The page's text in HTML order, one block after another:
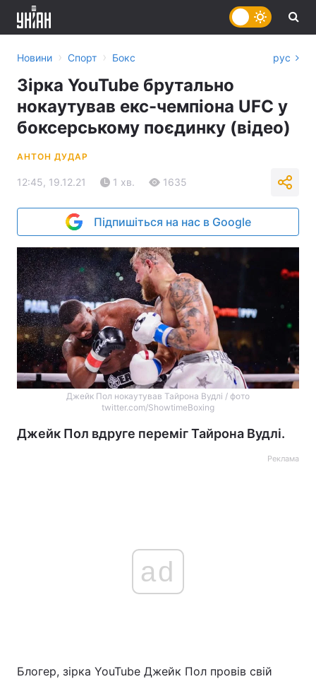
Новини › Спорт › Бокс рус
Зірка YouTube брутально
нокаутував екс-чемпіона UFC у
боксерському поєдинку (відео)
АНТОН ДУДАР
12:45, 19.12.21 1 хв. 1635
Підпишіться на нас в Google
Джейк Пол нокаутував Тайрона Вудлі / фото
twitter.com/ShowtimeBoxing
Джейк Пол вдруге переміг Тайрона Вудлі.
Реклама
ad
Блогер, зірка YouTube Джейк Пол провів свій